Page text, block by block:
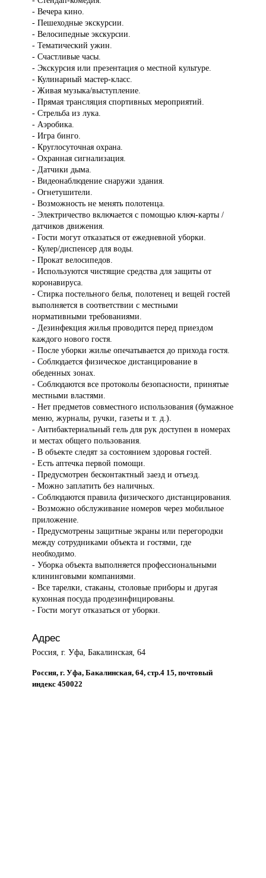
- Вечера кино.
- Пешеходные экскурсии.
- Велосипедные экскурсии.
- Тематический ужин.
- Счастливые часы.
- Экскурсия или презентация о местной культуре.
- Кулинарный мастер-класс.
- Живая музыка/выступление.
- Прямая трансляция спортивных мероприятий.
- Стрельба из лука.
- Аэробика.
- Игра бинго.
- Круглосуточная охрана.
- Охранная сигнализация.
- Датчики дыма.
- Видеонаблюдение снаружи здания.
- Огнетушители.
- Возможность не менять полотенца.
- Электричество включается с помощью ключ-карты /
датчиков движения.
- Гости могут отказаться от ежедневной уборки.
- Кулер/диспенсер для воды.
- Прокат велосипедов.
- Используются чистящие средства для защиты от
коронавируса.
- Стирка постельного белья, полотенец и вещей гостей
выполняется в соответствии с местными
нормативными требованиями.
- Дезинфекция жилья проводится перед приездом
каждого нового гостя.
- После уборки жилье опечатывается до прихода гостя.
- Соблюдается физическое дистанцирование в
обеденных зонах.
- Соблюдаются все протоколы безопасности, принятые
местными властями.
- Нет предметов совместного использования (бумажное
меню, журналы, ручки, газеты и т. д.).
- Антибактериальный гель для рук доступен в номерах
и местах общего пользования.
- В объекте следят за состоянием здоровья гостей.
- Есть аптечка первой помощи.
- Предусмотрен бесконтактный заезд и отъезд.
- Можно заплатить без наличных.
- Соблюдаются правила физического дистанцирования.
- Возможно обслуживание номеров через мобильное
приложение.
- Предусмотрены защитные экраны или перегородки
между сотрудниками объекта и гостями, где
необходимо.
- Уборка объекта выполняется профессиональными
клининговыми компаниями.
- Все тарелки, стаканы, столовые приборы и другая
кухонная посуда продезинфицированы.
- Гости могут отказаться от уборки.
Адрес
Россия, г. Уфа, Бакалинская, 64
Россия, г. Уфа, Бакалинская, 64, стр.4 15, почтовый
индекс 450022